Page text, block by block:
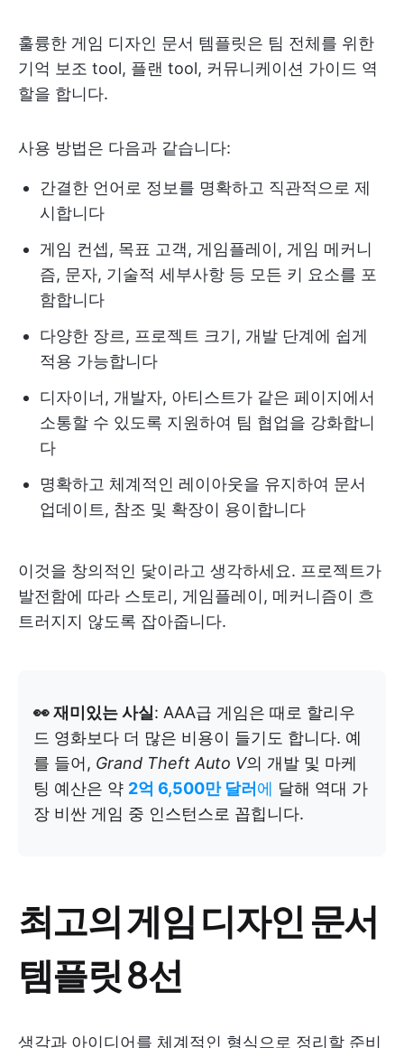
훌륭한 게임 디자인 문서 템플릿은 팀 전체를 위한
기억 보조 tool, 플랜 tool, 커뮤니케이션 가이드 역
할을 합니다.
사용 방법은 다음과 같습니다:
간결한 언어로 정보를 명확하고 직관적으로 제
시합니다
게임 컨셉, 목표 고객, 게임플레이, 게임 메커니
즘, 문자, 기술적 세부사항 등 모든 키 요소를 포
함합니다
다양한 장르, 프로젝트 크기, 개발 단계에 쉽게
적용 가능합니다
디자이너, 개발자, 아티스트가 같은 페이지에서
소통할 수 있도록 지원하여 팀 협업을 강화합니
다
명확하고 체계적인 레이아웃을 유지하여 문서
업데이트, 참조 및 확장이 용이합니다
이것을 창의적인 닻이라고 생각하세요. 프로젝트가
발전함에 따라 스토리, 게임플레이, 메커니즘이 흐
트러지지 않도록 잡아줍니다.
👀 재미있는 사실 : AAA급 게임은 때로 할리우
드 영화보다 더 많은 비용이 들기도 합니다. 예
를 들어, Grand Theft Auto V의 개발 및 마케
팅 예산은 약 2억 6,500만 달러 에 달해 역대 가
장 비싼 게임 중 인스턴스로 꼽힙니다.
최고의 게임 디자인 문서
템플릿 8선
생각과 아이디어를 체계적인 형식으로 정리할 준비